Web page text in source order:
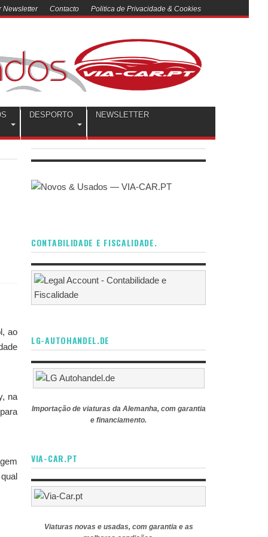
Newsletter Contacto Politica de Privacidade & Cookies
DESPORTO NEWSLETTER
ao
na
CONTABILIDADE E FISCALIDADE.
LG-AUTOHANDEL.DE
Importação de viaturas da Alemanha, com garantia
e financiamento.
VIA-CAR.PT
Viaturas novas e usadas, com garantia e as